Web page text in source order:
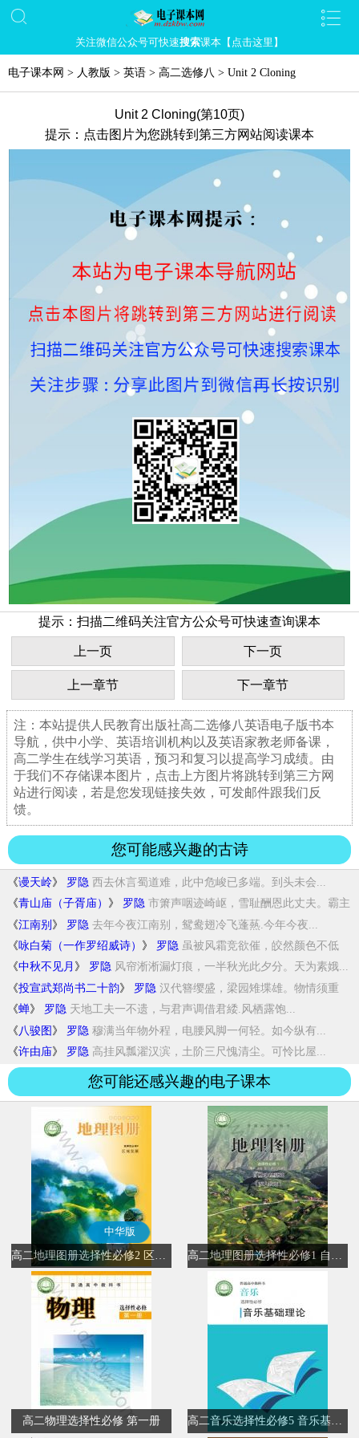
关注微信公众号可快速搜索课本【点击这里】
电子课本网 > 人教版 > 英语 > 高二选修八 > Unit 2 Cloning
Unit 2 Cloning(第10页)
提示：点击图片为您跳转到第三方网站阅读课本
提示：扫描二维码关注官方公众号可快速查询课本
上一页 下一页
上一章节 下一章节
注：本站提供人民教育出版社高二选修八英语电子版书本
导航，供中小学、英语培训机构以及英语家教老师备课，
高二学生在线学习英语，预习和复习以提高学习成绩。由
于我们不存储课本图片，点击上方图片将跳转到第三方网
站进行阅读，若是您发现链接失效，可发邮件跟我们反
馈。
您可能感兴趣的古诗
《谩天岭》 罗隐 西去休言蜀道难，此中危峻已多端。到头未会...
《青山庙（子胥庙） 》 罗隐 市箫声咽迹崎岖，雪耻酬恩此丈夫。霸主
两亡...
《江南别 》 罗隐 去年今夜江南别，鸳鸯翅冷飞蓬爇.今年今夜...
《咏白菊（一作罗绍威诗） 》 罗隐 虽被风霜竞欲催，皎然颜色不低
摧。已疑素手...
《中秋不见月 》 罗隐 风帘淅淅漏灯痕，一半秋光此夕分。天为素娥...
《投宣武郑尚书二十韵》 罗隐 汉代簪缨盛，梁园雉堞雄。物情须重
德，时论...
《蝉》 罗隐 天地工夫一不遗，与君声调借君緌.风栖露饱...
《 八骏图 》 罗隐 穆满当年物外程，电腰风脚一何轻。如今纵有...
《许由庙》 罗隐 高挂风瓢濯汉滨，土阶三尺愧清尘。可怜比屋...
您可能还感兴趣的电子课本
中华版
高二物理选择性必修 第一册 高二音乐选择性必修5 音乐基础理论